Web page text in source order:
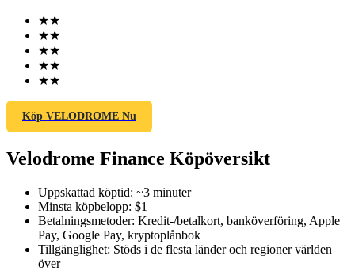
Futures för kryptovaluta
TradFi
Derivat för aktier, valuta, ädelmetaller och råvaror
★★
★★
★★
★★
★★
Köp VELODROME Nu
Velodrome Finance Köpöversikt
Uppskattad köptid: ~3 minuter
Minsta köpbelopp: $1
Betalningsmetoder: Kredit-/betalkort, banköverföring, Apple
Pay, Google Pay, kryptoplånbok
Tillgänglighet: Stöds i de flesta länder och regioner världen
över